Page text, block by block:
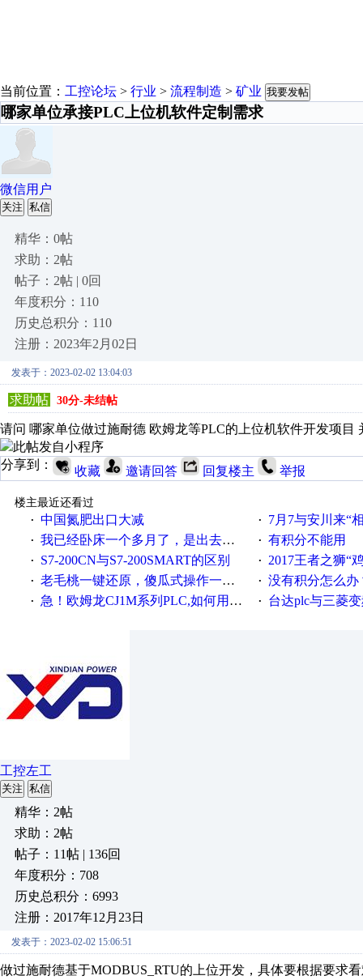
当前位置： 工控论坛 > 行业 > 流程制造 > 矿业 我要发帖
哪家单位承接PLC上位机软件定制需求
微信用户
关注 私信
精华：0帖
求助：2帖
帖子：2帖 | 0回
年度积分：110
历史总积分：110
注册：2023年2月02日
发表于：2023-02-02 13:04:03
求助帖 30分-未结帖
请问 哪家单位做过施耐德 欧姆龙等PLC的上位机软件开发项目
此帖发自小程序
分享到：
收藏 邀请回答 回复楼主 举报
楼主最近还看过
· 中国氮肥出口大减 · 7月7与安川来“
· 我已经卧床一个多月了，是出去安装机械手在高速遭遇车祸所致:大家工作都要特别注意啊 · 有积分不能用
· S7-200CN与S7-200SMART的区别 · 2017王者之狮“鸡”情签到
· 老毛桃一键还原，傻瓜式操作一键轻松备份还原；程序为向导式安装，一键即可实现自动备份或还原系统。 · 没有积分怎么办
· 急！欧姆龙CJ1M系列PLC,如何用时间控制变频器。要求时间在组态王中可以自由输入！拜托各位大神了！ · 台达plc与三菱
工控左工
关注 私信
精华：2帖
求助：2帖
帖子：11帖 | 136回
年度积分：708
历史总积分：6993
注册：2017年12月23日
发表于：2023-02-02 15:06:51
做过施耐德基于MODBUS_RTU的上位开发，具体要根据要求